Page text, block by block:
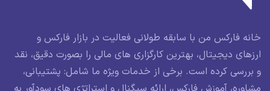
خانه فارکس من با سابقه طولانی فعالیت در بازار فارکس و
ارزهای دیجیتال، بهترین کارگزاری های مالی را بصورت دقیق، نقد
و بررسی کرده است. برخی از خدمات ویژه ما شامل: پشتیبانی،